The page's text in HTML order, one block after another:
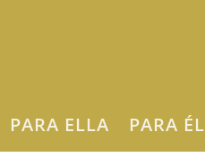
PARA ELLA PARA ÉL